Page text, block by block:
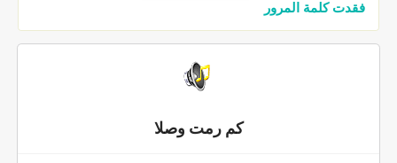
فقدت كلمة المرور
كم رمت وصلا